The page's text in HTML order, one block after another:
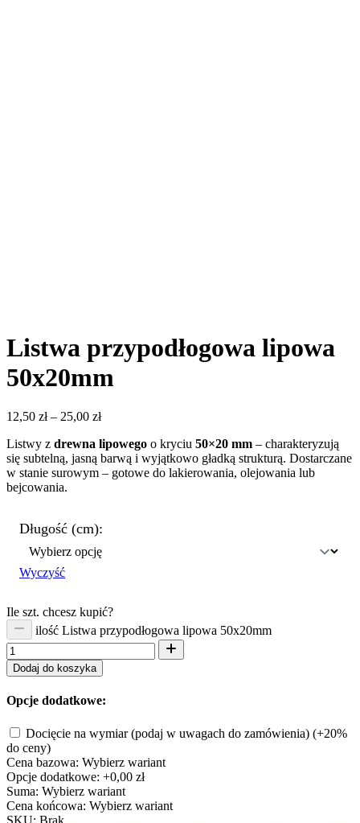
Listwa przypodłogowa lipowa
50x20mm
12,50 zł– 25,00 zł
Listwy z drewna lipowego o kryciu 50×20 mm – charakteryzują
się subtelną, jasną barwą i wyjątkowo gładką strukturą. Dostarczane
w stanie surowym – gotowe do lakierowania, olejowania lub
bejcowania.
Długość (cm):
Wyczyść
Ile szt. chcesz kupić?
ilość Listwa przypodłogowa lipowa 50x20mm
Dodaj do koszyka
Opcje dodatkowe:
Docięcie na wymiar (podaj w uwagach do zamówienia) (+20%
do ceny)
Cena bazowa: Wybierz wariant
Opcje dodatkowe: +0,00 zł
Suma: Wybierz wariant
Cena końcowa: Wybierz wariant